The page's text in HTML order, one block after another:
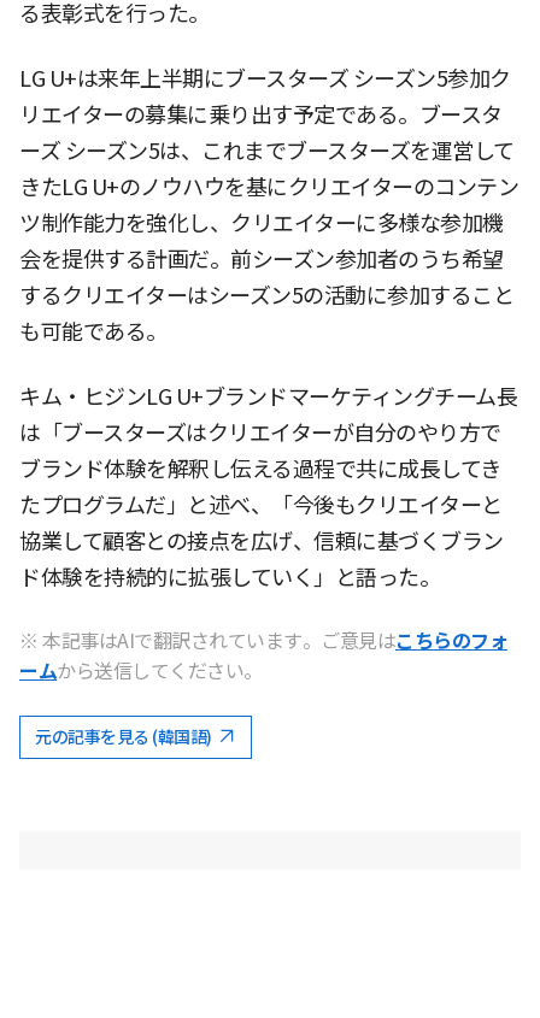
る表彰式を行った。
LG U+は来年上半期にブースターズ シーズン5参加ク
リエイターの募集に乗り出す予定である。ブースタ
ーズ シーズン5は、これまでブースターズを運営して
きたLG U+のノウハウを基にクリエイターのコンテン
ツ制作能力を強化し、クリエイターに多様な参加機
会を提供する計画だ。前シーズン参加者のうち希望
するクリエイターはシーズン5の活動に参加すること
も可能である。
キム・ヒジンLG U+ブランドマーケティングチーム長
は「ブースターズはクリエイターが自分のやり方で
ブランド体験を解釈し伝える過程で共に成長してき
たプログラムだ」と述べ、「今後もクリエイターと
協業して顧客との接点を広げ、信頼に基づくブラン
ド体験を持続的に拡張していく」と語った。
※ 本記事はAIで翻訳されています。ご意見はこちらのフォ
ームから送信してください。
元の記事を見る (韓国語)